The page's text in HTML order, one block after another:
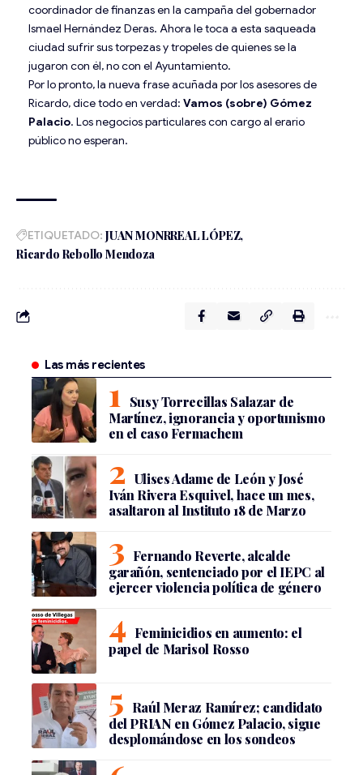
coordinador de finanzas en la campaña del gobernador
Ismael Hernández Deras. Ahora le toca a esta saqueada
ciudad sufrir sus torpezas y tropeles de quienes se la
jugaron con él, no con el Ayuntamiento.
Por lo pronto, la nueva frase acuñada por los asesores de
Ricardo, dice todo en verdad: Vamos (sobre) Gómez
Palacio. Los negocios particulares con cargo al erario
público no esperan.
ETIQUETADO: JUAN MONRREAL LÓPEZ
Ricardo Rebollo Mendoza
Las más recientes
Susy Torrecillas Salazar de
Martínez, ignorancia y oportunismo
en el caso Fermachem
Ulises Adame de León y José
Iván Rivera Esquivel, hace un mes,
asaltaron al Instituto 18 de Marzo
Fernando Reverte, alcalde
garañón, sentenciado por el IEPC al
ejercer violencia política de género
Feminicidios en aumento: el
papel de Marisol Rosso
Raúl Meraz Ramírez; candidato
del PRIAN en Gómez Palacio, sigue
desplomándose en los sondeos